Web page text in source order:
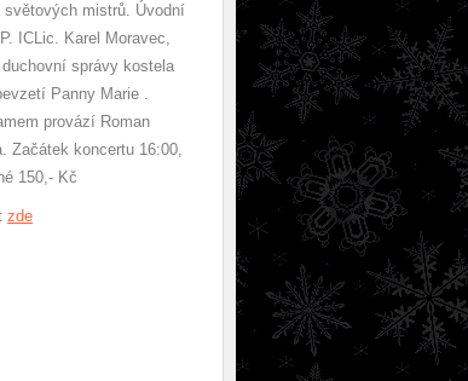
světových mistrů. Úvodní
ICLic. Karel Moravec,
duchovní správy kostela
Panny Marie .
provází Roman
Začátek koncertu 16:00,
150,- Kč
zde